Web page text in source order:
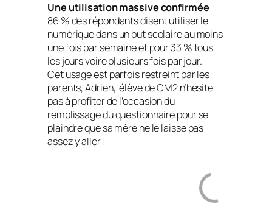
Une utilisation massive confirmée
86 % des répondants disent utiliser le
numérique dans un but scolaire au moins
une fois par semaine et pour 33 % tous
les jours voire plusieurs fois par jour.
Cet usage est parfois restreint par les
parents, Adrien, élève de CM2 n’hésite
pas à profiter de l’occasion du
remplissage du questionnaire pour se
plaindre que sa mère ne le laisse pas
assez y aller !